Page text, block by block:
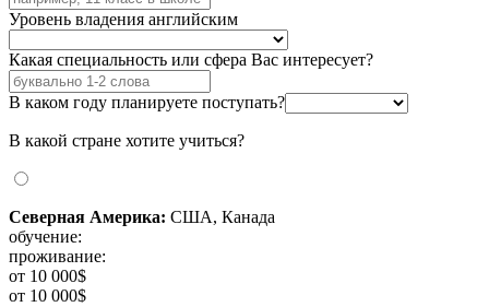
Уровень владения английским
Какая специальность или сфера Вас интересует?
В каком году планируете поступать?
В какой стране хотите учиться?
Северная Америка: США, Канада
обучение:
проживание:
от 10 000$
от 10 000$